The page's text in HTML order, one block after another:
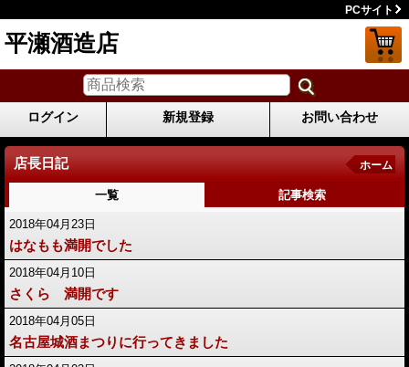
PCサイト
平瀬酒造店
ログイン 新規登録 お問い合わせ
店長日記 ホーム
一覧 記事検索
2018年04月23日
はなもも満開でした
2018年04月10日
さくら 満開です
2018年04月05日
名古屋城酒まつりに行ってきました